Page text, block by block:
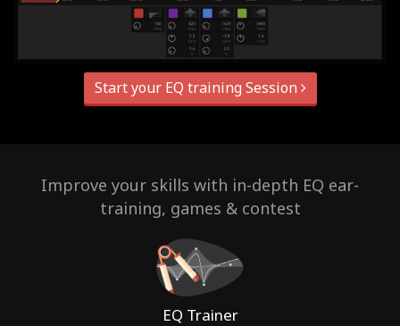
Start your EQ training Session
Improve your skills with in-depth EQ ear-
training, games & contest
EQ Trainer